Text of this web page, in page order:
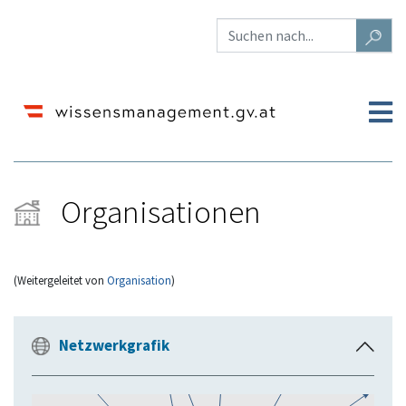
Organisationen
(Weitergeleitet von Organisation)
E
n
Netzwerkgrafik